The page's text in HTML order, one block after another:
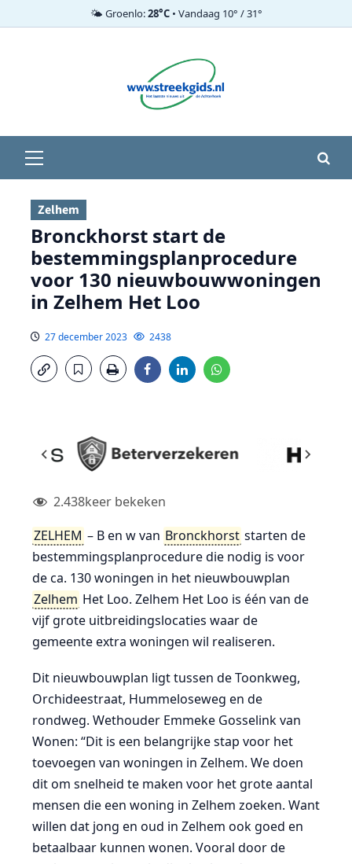
🌤️ Groenlo:28°C• Vandaag 10° / 31°
menu
Zelhem
Bronckhorst start de
bestemmingsplanprocedure
voor 130 nieuwbouwwoningen
in Zelhem Het Loo
27 december 2023 2438
2.438keer bekeken
ZELHEM – B en w van Bronckhorst starten de
bestemmingsplanprocedure die nodig is voor
de ca. 130 woningen in het nieuwbouwplan
Zelhem Het Loo. Zelhem Het Loo is één van de
vijf grote uitbreidingslocaties waar de
gemeente extra woningen wil realiseren.
Dit nieuwbouwplan ligt tussen de Toonkweg,
Orchideestraat, Hummeloseweg en de
rondweg. Wethouder Emmeke Gosselink van
Wonen: “Dit is een belangrijke stap voor het
toevoegen van woningen in Zelhem. We doen
dit om snelheid te maken voor het grote aantal
mensen die een woning in Zelhem zoeken. Want
willen dat jong en oud in Zelhem ook goed en
betaalbaar kunnen wonen. Vooral door de